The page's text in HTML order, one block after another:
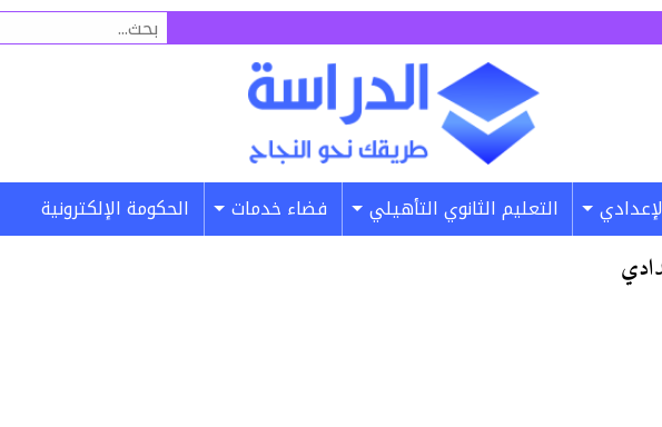
البحث
عن:
التعليم الثانوي التأهيلي فضاء خدمات الحكومة الإلكترونية